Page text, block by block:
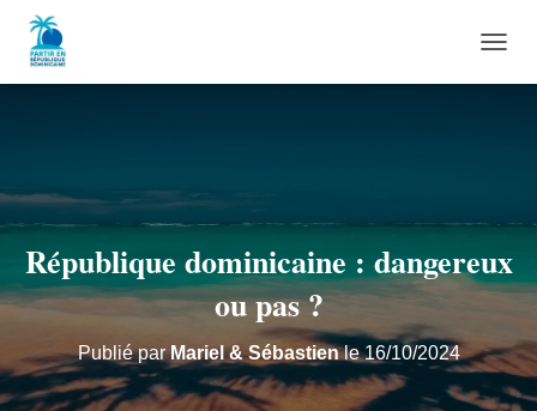
É
N
A
G
T
République dominicaine : dangereux
ou pas ?
Publié parMariel & Sébastienle16/10/2024